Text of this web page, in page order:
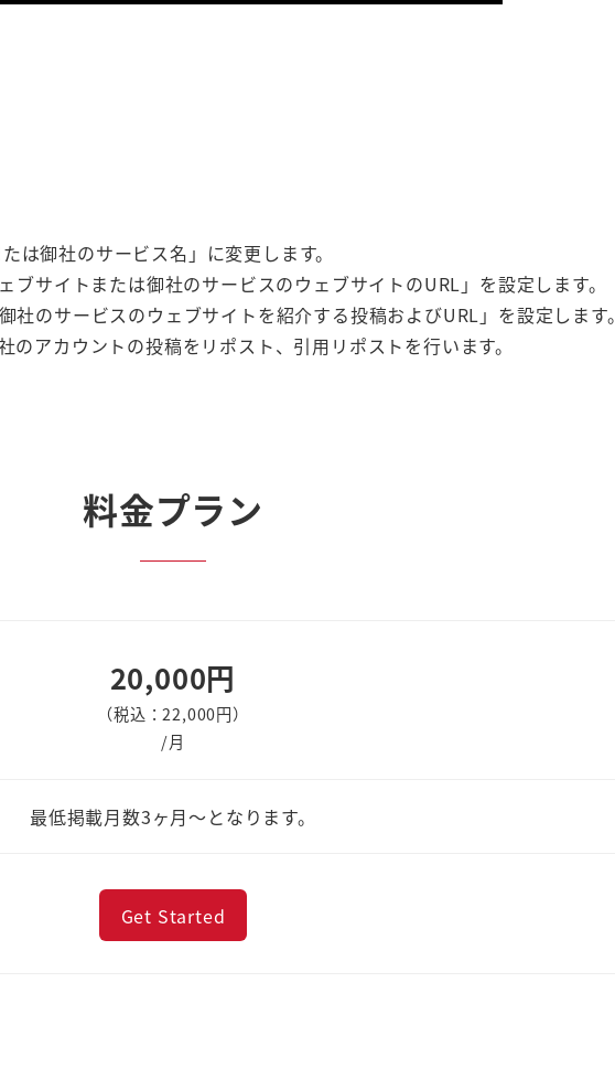
御社のサービス名」に変更します。
サイトまたは御社のサービスのウェブサイトのURL」を設定します。
のサービスのウェブサイトを紹介する投稿およびURL」を設定します。
アカウントの投稿をリポスト、引用リポストを行います。
料金プラン
20,000円
（税込：22,000円）
/月
最低掲載月数3ヶ月～となります。
Get Started